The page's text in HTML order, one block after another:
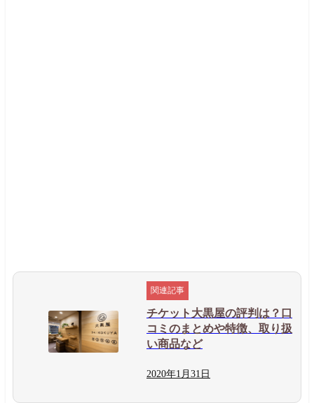
チケット大黒屋の評判は？口
コミのまとめや特徴、取り扱
い商品など
2020年1月 31日